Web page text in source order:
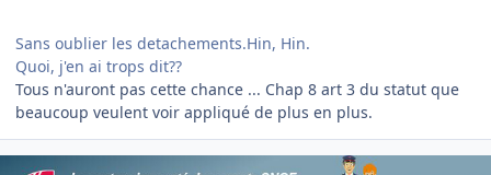
Sans oublier les detachements.Hin, Hin.
Quoi, j'en ai trops dit??
Tous n'auront pas cette chance ... Chap 8 art 3 du statut que
beaucoup veulent voir appliqué de plus en plus.